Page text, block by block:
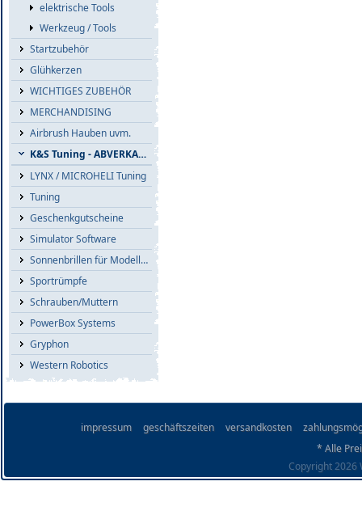
elektrische Tools
Werkzeug / Tools
Startzubehör
Glühkerzen
WICHTIGES ZUBEHÖR
MERCHANDISING
Airbrush Hauben uvm.
K&S Tuning - ABVERKAUF
LYNX / MICROHELI Tuning
Tuning
Geschenkgutscheine
Simulator Software
Sonnenbrillen für Modellflieger
Sportrümpfe
Schrauben/Muttern
PowerBox Systems
Gryphon
Western Robotics
impressum geschäftszeiten versandkosten
* Alle
Copyright 2026